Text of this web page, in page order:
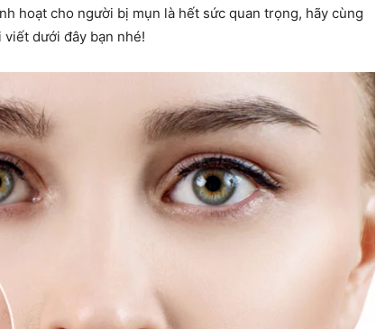
hoạt cho người bị mụn là hết sức quan trọng, hãy cùng
dưới đây bạn nhé!